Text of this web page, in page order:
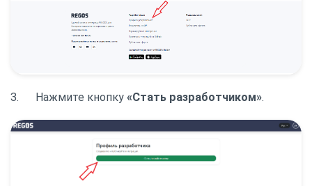
3. Нажмите кнопку «Стать разработчиком».